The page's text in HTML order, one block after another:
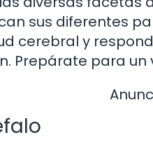
sus diferentes
cerebral y
Prepárate para